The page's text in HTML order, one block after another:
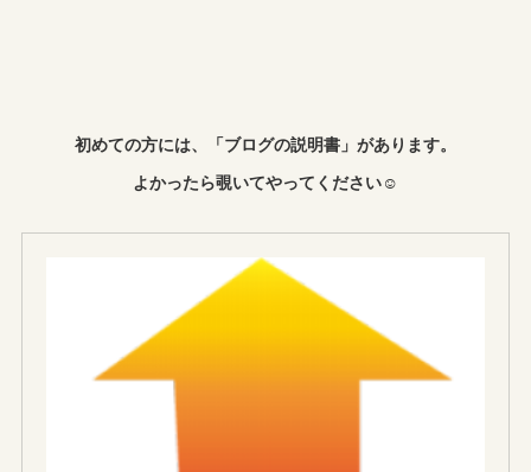
初めての方には、「ブログの説明書」があります。
よかったら覗いてやってください☺︎